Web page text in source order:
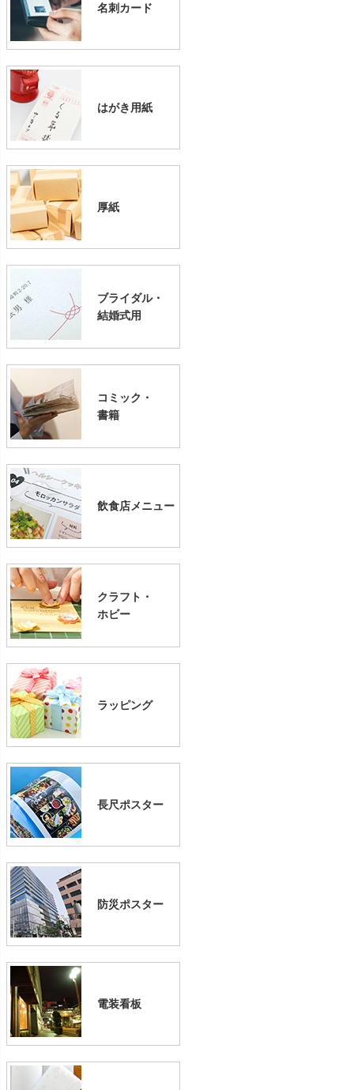
名刺カード
はがき用紙
厚紙
ブライダル・
結婚式用
コミック・
書籍
飲食店メニュー
クラフト・
ホビー
ラッピング
長尺ポスター
防災ポスター
電装看板